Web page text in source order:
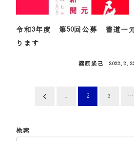
令和3年度 第50回公募 書道一
ります
篠原遙己
の
1 2 3 …
検索